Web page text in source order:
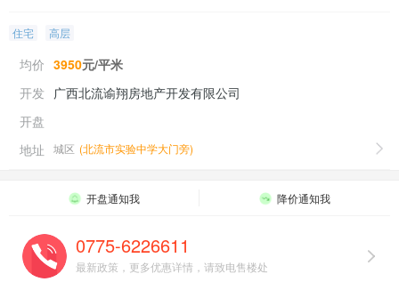
住宅 高层
均价 3950元/平米
开发 广西北流谕翔房地产开发有限公司
开盘
地址
城区 (北流市实验中学大门旁)
开盘通知我 降价通知我
0775-6226611
最新政策，更多优惠详情，请致电售楼处